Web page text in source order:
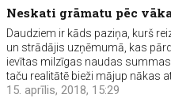
Neskati grāmatu pēc
Daudziem ir kāds paziņa, kurš
un strādājis uzņēmumā, kas
ievītas milzīgas naudas
taču realitātē bieži mājup nākas
15. aprīlis, 2018, 15:29